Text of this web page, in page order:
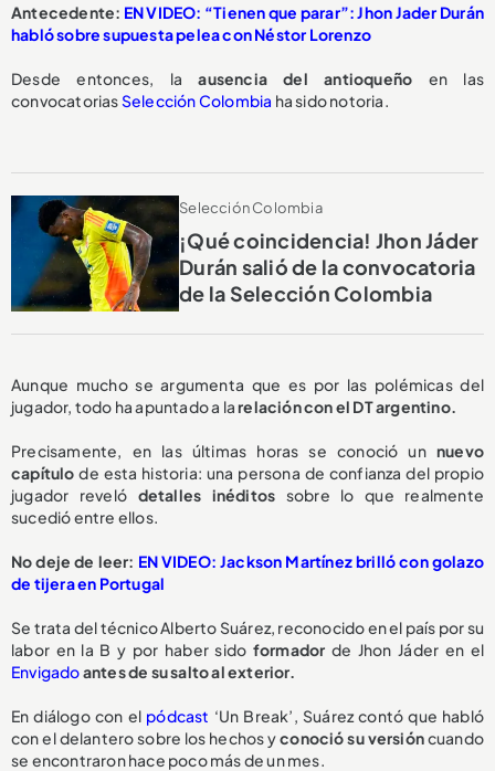
Antecedente: EN VIDEO: “Tienen que parar”: Jhon Jader Durán
habló sobre supuesta pelea con Néstor Lorenzo
Desde entonces, laausencia del antioqueño en las
convocatoriasSelección Colombia ha sido notoria.
Selección Colombia
¡Qué coincidencia! Jhon Jáder
Durán salió de la convocatoria
de la Selección Colombia
Aunque mucho se argumenta que es por las polémicas del
jugador, todo ha apuntado a larelación con el DT argentino.
Precisamente, en las últimas horas se conoció un nuevo
capítulo de esta historia: una persona de confianza del propio
jugador reveló detalles inéditos sobre lo que realmente
sucedió entre ellos.
No deje de leer: EN VIDEO: Jackson Martínez brilló con golazo
de tijera en Portugal
Se trata del técnico Alberto Suárez, reconocido en el país por su
labor en la B y por haber sido formador de Jhon Jáder en el
Envigadoantes de su salto al exterior.
En diálogo con el pódcast ‘Un Break’, Suárez contó que habló
con el delantero sobre los hechos yconoció su versióncuando
se encontraron hace poco más de un mes.